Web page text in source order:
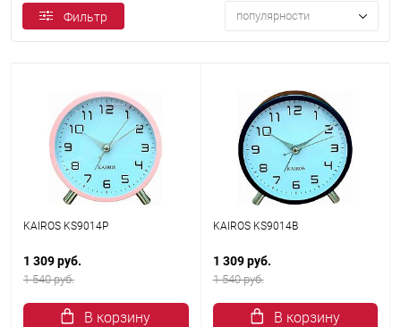
Фильтр популярности
KAIROS KS9014Р
1 309 руб.
1 540 руб.
В корзину
KAIROS KS9014В
1 309 руб.
1 540 руб.
В корзину